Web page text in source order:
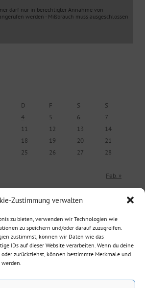
Zustimmung verwalten
zu bieten, verwenden wir Technologien wie
zu speichern und/oder darauf zuzugreifen.
zustimmst, können wir Daten wie das
IDs auf dieser Website verarbeiten. Wenn du deine
zurückziehst, können bestimmte Merkmale und
darf nur in berechtigter Annahme von
werden - Mißbrauch muss ausgeschlossen
D F S
S
4 5 6
7
11 12 13
14
18 19 20
21
25 26 27
28
Feb. »